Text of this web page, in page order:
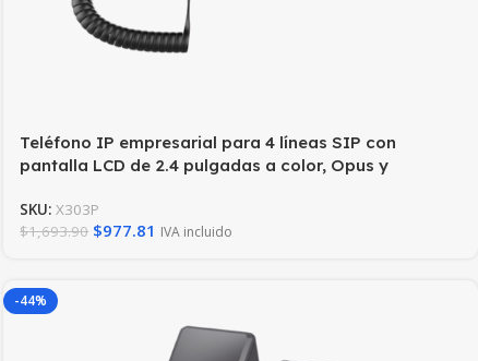
Teléfono IP empresarial para 4 líneas SIP con
pantalla LCD de 2.4 pulgadas a color, Opus y
SKU:X303P
$1,693.90 $977.81 IVA incluido
-44%